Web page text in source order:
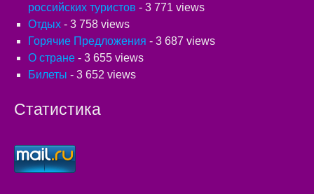
российских туристов - 3 771 views
Отдых - 3 758 views
Горячие Предложения - 3 687 views
О стране - 3 655 views
Билеты - 3 652 views
Статистика